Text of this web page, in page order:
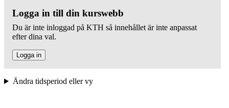
Logga in till din kurswebb
Du är inte inloggad på KTH så innehållet är inte anpassat
efter dina val.
Logga in
Ändra tidsperiod eller vy